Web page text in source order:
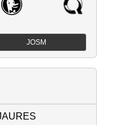
JOSM